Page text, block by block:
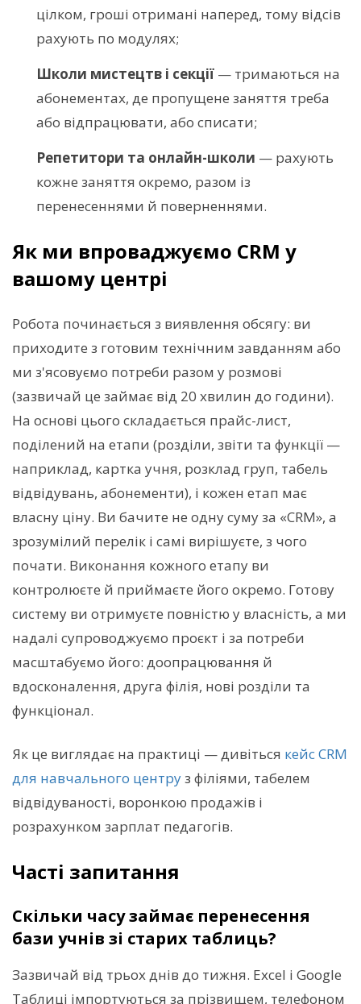
цілком, гроші отримані наперед, тому відсів
рахують по модулях;
Школи мистецтв і секції — тримаються на
абонементах, де пропущене заняття треба
або відпрацювати, або списати;
Репетитори та онлайн-школи — рахують
кожне заняття окремо, разом із
перенесеннями й поверненнями.
Як ми впроваджуємо CRM у
вашому центрі
Робота починається з виявлення обсягу: ви
приходите з готовим технічним завданням або
ми з'ясовуємо потреби разом у розмові
(зазвичай це займає від 20 хвилин до години).
На основі цього складається прайс-лист,
поділений на етапи (розділи, звіти та функції —
наприклад, картка учня, розклад груп, табель
відвідувань, абонементи), і кожен етап має
власну ціну. Ви бачите не одну суму за «CRM», а
зрозумілий перелік і самі вирішуєте, з чого
почати. Виконання кожного етапу ви
контролюєте й приймаєте його окремо. Готову
систему ви отримуєте повністю у власність, а ми
надалі супроводжуємо проєкт і за потреби
масштабуємо його: доопрацювання й
вдосконалення, друга філія, нові розділи та
функціонал.
Як це виглядає на практиці — дивіться кейс CRM
для навчального центруз філіями, табелем
відвідуваності, воронкою продажів і
розрахунком зарплат педагогів.
Часті запитання
Скільки часу займає перенесення
бази учнів зі старих таблиць?
Зазвичай від трьох днів до тижня. Excel і Google
Таблиці імпортуються за прізвищем, телефоном